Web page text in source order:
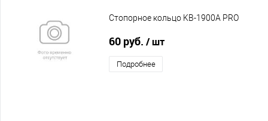
Стопорное кольцо KB-1900A PRO
60 руб. / шт
Подробнее